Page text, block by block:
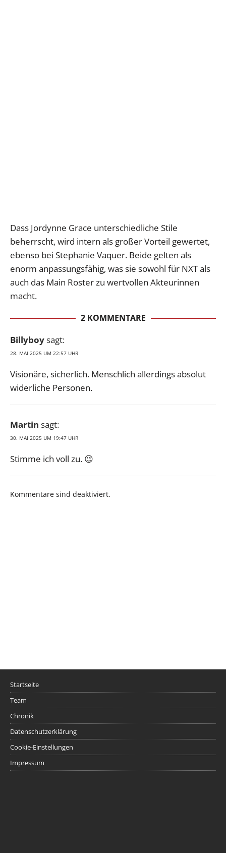
Dass Jordynne Grace unterschiedliche Stile
beherrscht, wird intern als großer Vorteil gewertet,
ebenso bei Stephanie Vaquer. Beide gelten als
enorm anpassungsfähig, was sie sowohl für NXT als
auch das Main Roster zu wertvollen Akteurinnen
macht.
2 KOMMENTARE
Billyboysagt:
28. MAI 2025 UM 22:57 UHR
Visionäre, sicherlich. Menschlich allerdings absolut
widerliche Personen.
Martin sagt:
30. MAI 2025 UM 19:47 UHR
Stimme ich voll zu. 😉
Kommentare sind deaktiviert.
Startseite
Team
Chronik
Datenschutzerklärung
Cookie-Einstellungen
Impressum